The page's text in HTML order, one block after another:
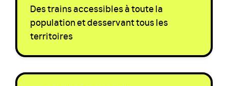
Des trains accessibles à toute la
population et desservant tous les
territoires